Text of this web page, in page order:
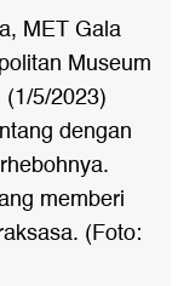
MET Gala
Museum
5/2023)
dengan
memberi
(Foto: